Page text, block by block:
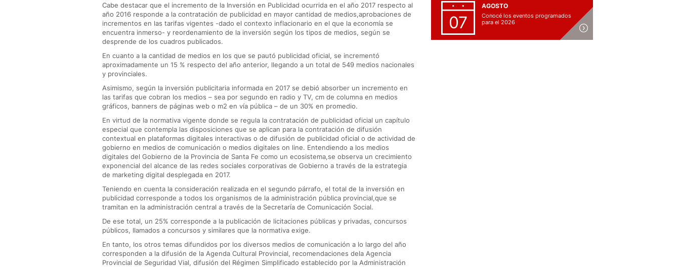
Cabe destacar que el incremento de la Inversión en Publicidad ocurrida en el año 2017 respecto al
año 2016 responde a la contratación de publicidad en mayor cantidad de medios,aprobaciones de
incrementos en las tarifas vigentes -dado el contexto inflacionario en el que la economía se
encuentra inmerso- y reordenamiento de la inversión según los tipos de medios, según se
desprende de los cuadros publicados.
En cuanto a la cantidad de medios en los que se pautó publicidad oficial, se incrementó
aproximadamente un 15 % respecto del año anterior, llegando a un total de 549 medios nacionales
y provinciales.
Asimismo, según la inversión publicitaria informada en 2017 se debió absorber un incremento en
las tarifas que cobran los medios – sea por segundo en radio y TV, cm de columna en medios
gráficos, banners de páginas web o m2 en vía pública – de un 30% en promedio.
En virtud de la normativa vigente donde se regula la contratación de publicidad oficial un capítulo
especial que contempla las disposiciones que se aplican para la contratación de difusión
contextual en plataformas digitales interactivas o de difusión de publicidad oficial o de actividad de
gobierno en medios de comunicación o medios digitales on line. Entendiendo a los medios
digitales del Gobierno de la Provincia de Santa Fe como un ecosistema,se observa un crecimiento
exponencial del alcance de las redes sociales corporativas de Gobierno a través de la estrategia
de marketing digital desplegada en 2017.
Teniendo en cuenta la consideración realizada en el segundo párrafo, el total de la inversión en
publicidad corresponde a todos los organismos de la administración pública provincial,que se
tramitan en la administración central a través de la Secretaría de Comunicación Social.
De ese total, un 25% corresponde a la publicación de licitaciones públicas y privadas, concursos
públicos, llamados a concursos y similares que la normativa exige.
En tanto, los otros temas difundidos por los diversos medios de comunicación a lo largo del año
corresponden a la difusión de la Agenda Cultural Provincial, recomendaciones dela Agencia
Provincial de Seguridad Vial, difusión del Régimen Simplificado establecido por la Administración
07
AGOSTO
Conocé los eventos programados
para el 2026